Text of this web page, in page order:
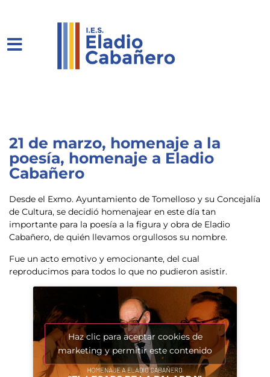
21 de marzo, homenaje a la
poesía, homenaje a Eladio
Cabañero
Desde el Exmo. Ayuntamiento de Tomelloso y su Concejalía
de Cultura, se decidió homenajear en este día tan
importante para la poesía a la figura y obra de Eladio
Cabañero, de quién llevamos orgullosos su nombre.
Fue un acto emotivo y emocionante, del cual
reproducimos para todos lo que no pudieron asistir.
Haz clic para aceptar cookies de
marketing y permitir este contenido